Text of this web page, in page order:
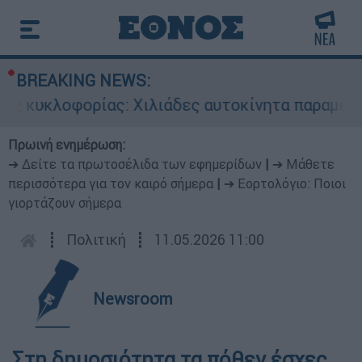
BREAKING NEWS:
Χιλιάδες αυτοκίνητα
Πρωινή ενημέρωση:
➔ Δείτε τα πρωτοσέλιδα των εφημερίδων
➔ Μάθετε
περισσότερα για τον καιρό σήμερα
➔ Εορτολόγιο: Ποιοι
γιορτάζουν σήμερα
┋ Πολιτική ┋ 11.05.2026 11:00
Newsroom